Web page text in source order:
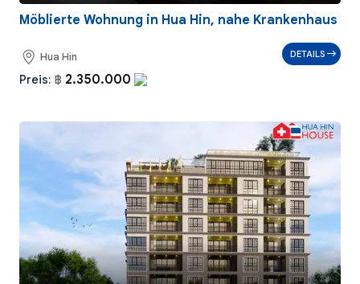
Möblierte Wohnung in Hua Hin, nahe Krankenhaus
Hua Hin
Preis: ฿ 2.350.000
DETAILS